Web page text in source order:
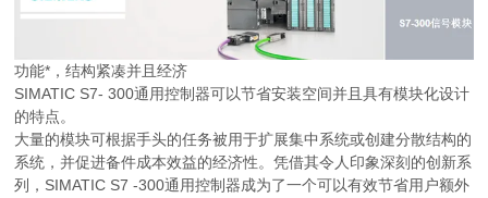
功能*，结构紧凑并且经济
SIMATIC S7- 300通用控制器可以节省安装空间并且具有模块化设计
的特点。
大量的模块可根据手头的任务被用于扩展集中系统或创建分散结构的
系统，并促进备件成本效益的经济性。凭借其令人印象深刻的创新系
列，SIMATIC S7 -300通用控制器成为了一个可以有效节省用户额外